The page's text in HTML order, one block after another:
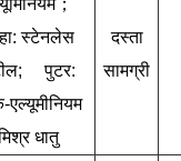
；
स्टेनलेस
पुटर:
एल्यूमीनियम
धातु
दस्ता
सामग्री